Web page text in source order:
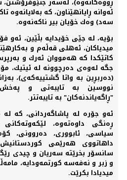
ئەوانە ڕایانهێناون، كە
سەد) وەك خۆیان بیر ناكەنەوە.
بۆیە، لە جێی خۆیدایە بڵێین،
ميدیاكان، ئەهلی قەڵەم و
كاتێكدا كە هەمووان ئەرك و
جگە لەوەی دەرچوونە لە ئیتیك،
(دەربڕین بە واتا گشتییەكەی)،
نووسین بە تایبەتی و
"ڕاگەیاندنەكان" بە تایبەتتر.
ئەو جۆرە لە پاشاگەردانی، كە
ڕەنگی داوەتەوە،
سیاسی، ئابووری، دەروونی،
داهاتووی هەرێمی
سانسۆر بخرێتە سەریان و چیدی
و زبر و نەفەسە كورتمەودایە،
میدیادا بكرێت.